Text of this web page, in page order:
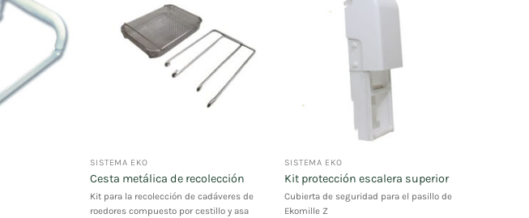
SISTEMA EKO
Cesta metálica de recolección
Kit para la recolección de cadáveres de
roedores compuesto por cestillo y asa
SISTEMA EKO
Kit protección escalera superior
Cubierta de seguridad para el pasillo de
Ekomille Z